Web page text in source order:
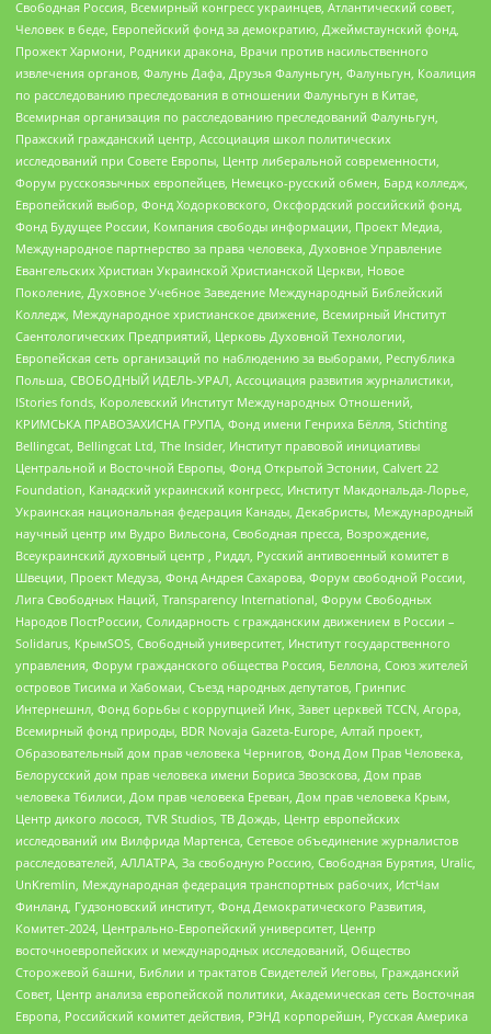
Свободная Россия, Всемирный конгресс украинцев, Атлантический совет,
Человек в беде, Европейский фонд за демократию, Джеймстаунский фонд,
Прожект Хармони, Родники дракона, Врачи против насильственного
извлечения органов, Фалунь Дафа, Друзья Фалуньгун, Фалуньгун, Коалиция
по расследованию преследования в отношении Фалуньгун в Китае,
Всемирная организация по расследованию преследований Фалуньгун,
Пражский гражданский центр, Ассоциация школ политических
исследований при Совете Европы, Центр либеральной современности,
Форум русскоязычных европейцев, Немецко-русский обмен, Бард колледж,
Европейский выбор, Фонд Ходорковского, Оксфордский российский фонд,
Фонд Будущее России, Компания свободы информации, Проект Медиа,
Международное партнерство за права человека, Духовное Управление
Евангельских Христиан Украинской Христианской Церкви, Новое
Поколение, Духовное Учебное Заведение Международный Библейский
Колледж, Международное христианское движение, Всемирный Институт
Саентологических Предприятий, Церковь Духовной Технологии,
Европейская сеть организаций по наблюдению за выборами, Республика
Польша, СВОБОДНЫЙ ИДЕЛЬ-УРАЛ, Ассоциация развития журналистики,
IStories fonds, Королевский Институт Международных Отношений,
КРИМСЬКА ПРАВОЗАХИСНА ГРУПА, Фонд имени Генриха Бёлля, Stichting
Bellingcat, Bellingcat Ltd, The Insider, Институт правовой инициативы
Центральной и Восточной Европы, Фонд Открытой Эстонии, Calvert 22
Foundation, Канадский украинский конгресс, Институт Макдональда-Лорье,
Украинская национальная федерация Канады, Декабристы, Международный
научный центр им Вудро Вильсона, Свободная пресса, Возрождение,
Всеукраинский духовный центр , Риддл, Русский антивоенный комитет в
Швеции, Проект Медуза, Фонд Андрея Сахарова, Форум свободной России,
Лига Свободных Наций, Transparеncy International, Форум Свободных
Народов ПостРоссии, Солидарность с гражданским движением в России –
Solidarus, КрымSOS, Свободный университет, Институт государственного
управления, Форум гражданского общества Россия, Беллона, Союз жителей
островов Тисима и Хабомаи, Съезд народных депутатов, Гринпис
Интернешнл, Фонд борьбы с коррупцией Инк, Завет церквей TCCN, Агора,
Всемирный фонд природы, BDR Novaja Gazeta-Europe, Алтай проект,
Образовательный дом прав человека Чернигов, Фонд Дом Прав Человека,
Белорусский дом прав человека имени Бориса Звозскова, Дом прав
человека Тбилиси, Дом прав человека Ереван, Дом прав человека Крым,
Центр дикого лосося, TVR Studios, ТВ Дождь, Центр европейских
исследований им Вилфрида Мартенса, Сетевое объединение журналистов
расследователей, АЛЛАТРА, За свободную Россию, Свободная Бурятия, Uralic,
UnKremlin, Международная федерация транспортных рабочих, ИстЧам
Финланд, Гудзоновский институт, Фонд Демократического Развития,
Комитет-2024, Центрально-Европейский университет, Центр
восточноевропейских и международных исследований, Общество
Сторожевой башни, Библии и трактатов Свидетелей Иеговы, Гражданский
Совет, Центр анализа европейской политики, Академическая сеть Восточная
Европа, Российский комитет действия, РЭНД корпорейшн, Русская Америка